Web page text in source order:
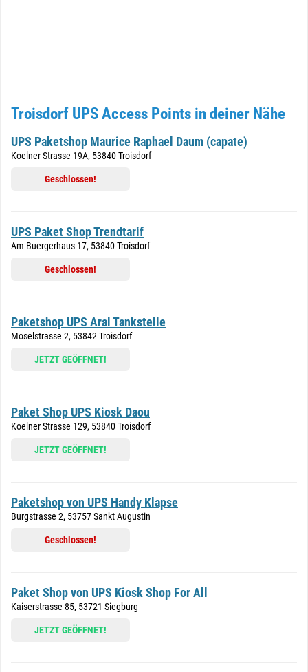
Troisdorf UPS Access Points in deiner Nähe
UPS Paketshop Maurice Raphael Daum (capate)
Koelner Strasse 19A, 53840 Troisdorf
Geschlossen!
UPS Paket Shop Trendtarif
Am Buergerhaus 17, 53840 Troisdorf
Geschlossen!
Paketshop UPS Aral Tankstelle
Moselstrasse 2, 53842 Troisdorf
JETZT GEÖFFNET!
Paket Shop UPS Kiosk Daou
Koelner Strasse 129, 53840 Troisdorf
JETZT GEÖFFNET!
Paketshop von UPS Handy Klapse
Burgstrasse 2, 53757 Sankt Augustin
Geschlossen!
Paket Shop von UPS Kiosk Shop For All
Kaiserstrasse 85, 53721 Siegburg
JETZT GEÖFFNET!